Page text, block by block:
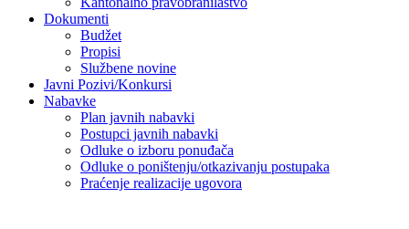
Dokumenti
Budžet
Propisi
Službene novine
Javni Pozivi/Konkursi
Nabavke
Plan javnih nabavki
Postupci javnih nabavki
Odluke o izboru ponuđača
Odluke o poništenju/otkazivanju postupaka
Praćenje realizacije ugovora